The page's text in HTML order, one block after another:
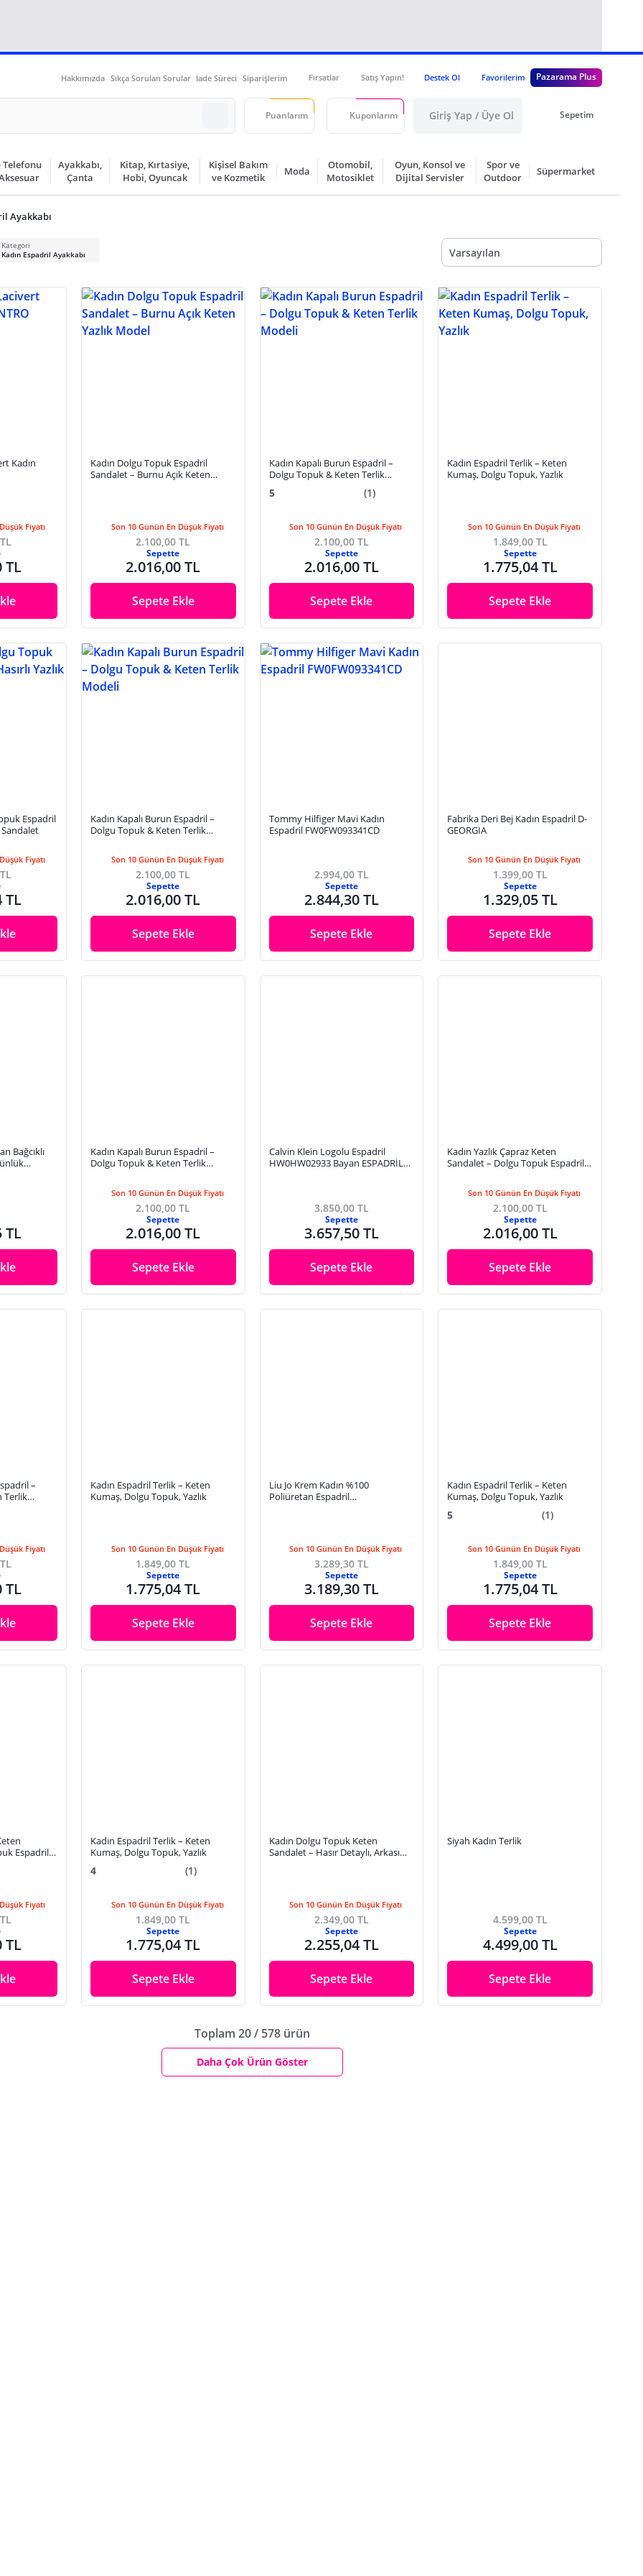
Hakkımızda Sıkça Sorulan Sorular İade Süreci Siparişlerim Fırsatlar Satış Yapın! Destek Ol Favorilerim Pazarama Plus
Puanlarım Kuponlarım Giriş Yap / Üye Ol Sepetim
Telefonu
Ayakkabı,
Çanta
Kitap, Kırtasiye,
Hobi, Oyuncak
Kişisel Bakım
ve Kozmetik
Moda
Otomobil,
Motosiklet
Oyun, Konsol ve
Dijital Servisler
Spor ve
Outdoor
Süpermarket
Ayakkabı
Kategori
Kadın Espadril Ayakkabı
Varsayılan
Kadın
Fiyatı
TL
Kadın Dolgu Topuk Espadril
Sandalet – Burnu Açık Keten
Son 10 Günün En Düşük Fiyatı
2.100,00 TL
Sepette
2.016,00 TL
Sepete Ekle
Kadın Kapalı Burun Espadril –
Dolgu Topuk & Keten Terlik
5 (1)
Son 10 Günün En Düşük Fiyatı
2.100,00 TL
Sepette
2.016,00 TL
Sepete Ekle
Kadın Espadril Terlik – Keten
Kumaş, Dolgu Topuk, Yazlık
Son 10 Günün En Düşük Fiyatı
1.849,00 TL
Sepette
1.775,04 TL
Sepete Ekle
Espadril
Sandalet
Fiyatı
TL
Kadın Kapalı Burun Espadril –
Dolgu Topuk & Keten Terlik
Son 10 Günün En Düşük Fiyatı
2.100,00 TL
Sepette
2.016,00 TL
Sepete Ekle
Tommy Hilfiger Mavi Kadın
Espadril FW0FW093341CD
2.994,00 TL
Sepette
2.844,30 TL
Sepete Ekle
Fabrika Deri Bej Kadın Espadril D-
GEORGIA
Son 10 Günün En Düşük Fiyatı
1.399,00 TL
Sepette
1.329,05 TL
Sepete Ekle
Bağcıklı
TL
Kadın Kapalı Burun Espadril –
Dolgu Topuk & Keten Terlik
Son 10 Günün En Düşük Fiyatı
2.100,00 TL
Sepette
2.016,00 TL
Sepete Ekle
Calvin Klein Logolu Espadril
HW0HW02933 Bayan ESPADRİL
3.850,00 TL
Sepette
3.657,50 TL
Sepete Ekle
Kadın Yazlık Çapraz Keten
Sandalet – Dolgu Topuk Espadril
Son 10 Günün En Düşük Fiyatı
2.100,00 TL
Sepette
2.016,00 TL
Sepete Ekle
–
Terlik
Fiyatı
TL
Kadın Espadril Terlik – Keten
Kumaş, Dolgu Topuk, Yazlık
Son 10 Günün En Düşük Fiyatı
1.849,00 TL
Sepette
1.775,04 TL
Sepete Ekle
Liu Jo Krem Kadın %100
Poliüretan Espadril
Son 10 Günün En Düşük Fiyatı
3.289,30 TL
Sepette
3.189,30 TL
Sepete Ekle
Kadın Espadril Terlik – Keten
Kumaş, Dolgu Topuk, Yazlık
5 (1)
Son 10 Günün En Düşük Fiyatı
1.849,00 TL
Sepette
1.775,04 TL
Sepete Ekle
Espadril
Fiyatı
TL
Kadın Espadril Terlik – Keten
Kumaş, Dolgu Topuk, Yazlık
4 (1)
Son 10 Günün En Düşük Fiyatı
1.849,00 TL
Sepette
1.775,04 TL
Sepete Ekle
Kadın Dolgu Topuk Keten
Sandalet – Hasır Detaylı, Arkası
Son 10 Günün En Düşük Fiyatı
2.349,00 TL
Sepette
2.255,04 TL
Sepete Ekle
Siyah Kadın Terlik
4.599,00 TL
Sepette
4.499,00 TL
Sepete Ekle
Toplam 20 / 578 ürün
Daha Çok Ürün Göster